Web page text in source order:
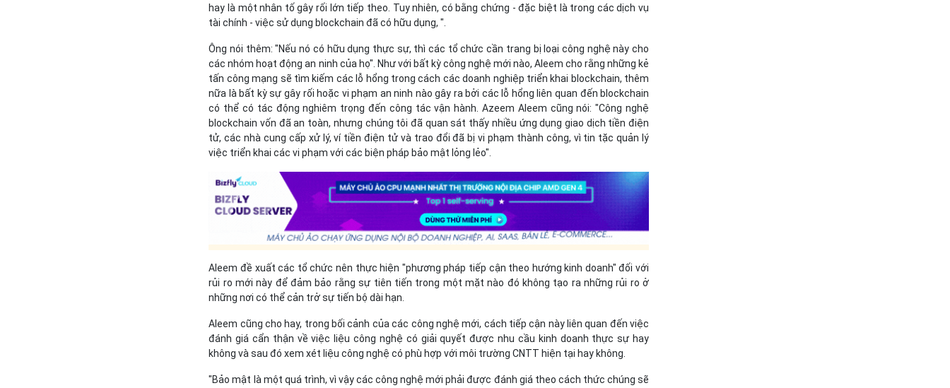
hay là một nhân tố gây rối lớn tiếp theo. Tuy nhiên, có bằng chứng - đặc biệt là trong các dịch vụ
tài chính - việc sử dụng blockchain đã có hữu dụng, ".
Ông nói thêm: "Nếu nó có hữu dụng thực sự, thì các tổ chức cần trang bị loại công nghệ này cho
các nhóm hoạt động an ninh của họ". Như với bất kỳ công nghệ mới nào, Aleem cho rằng những kẻ
tấn công mạng sẽ tìm kiếm các lỗ hổng trong cách các doanh nghiệp triển khai blockchain, thêm
nữa là bất kỳ sự gây rối hoặc vi phạm an ninh nào gây ra bởi các lỗ hổng liên quan đến blockchain
có thể có tác động nghiêm trọng đến công tác vận hành. Azeem Aleem cũng nói: "Công nghệ
blockchain vốn đã an toàn, nhưng chúng tôi đã quan sát thấy nhiều ứng dụng giao dịch tiền điện
tử, các nhà cung cấp xử lý, ví tiền điện tử và trao đổi đã bị vi phạm thành công, vì tin tặc quản lý
việc triển khai các vi phạm với các biện pháp bảo mật lỏng lẻo".
Aleem đề xuất các tổ chức nên thực hiện "phương pháp tiếp cận theo hướng kinh doanh" đối với
rủi ro mới này để đảm bảo rằng sự tiên tiến trong một mặt nào đó không tạo ra những rủi ro ở
những nơi có thể cản trở sự tiến bộ dài hạn.
Aleem cũng cho hay, trong bối cảnh của các công nghệ mới, cách tiếp cận này liên quan đến việc
đánh giá cẩn thận về việc liệu công nghệ có giải quyết được nhu cầu kinh doanh thực sự hay
không và sau đó xem xét liệu công nghệ có phù hợp với môi trường CNTT hiện tại hay không.
"Bảo mật là một quá trình, vì vậy các công nghệ mới phải được đánh giá theo cách thức chúng sẽ